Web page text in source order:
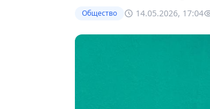
Общество 14.05.2026, 17:04